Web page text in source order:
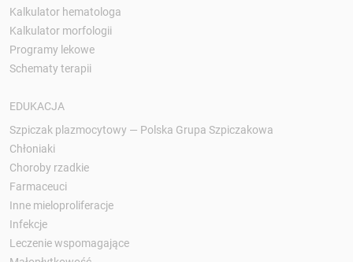
Kalkulator hematologa
Kalkulator morfologii
Programy lekowe
Schematy terapii
EDUKACJA
Szpiczak plazmocytowy — Polska Grupa Szpiczakowa
Chłoniaki
Choroby rzadkie
Farmaceuci
Inne mieloproliferacje
Infekcje
Leczenie wspomagające